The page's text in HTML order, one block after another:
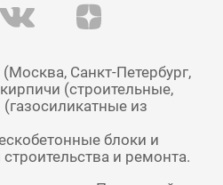
Санкт-Петербург,
(строительные,
из
блоки и
и ремонта.